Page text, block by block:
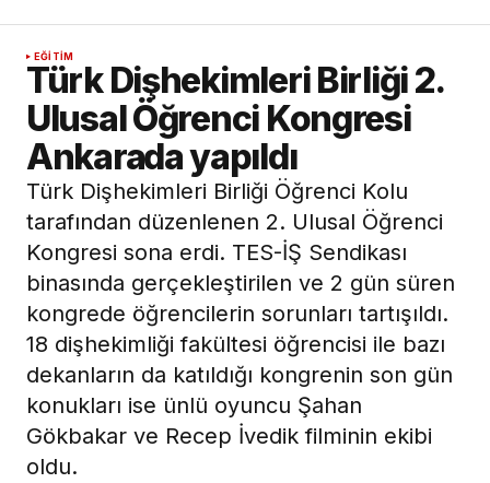
EĞITIM
Türk Dişhekimleri Birliği 2.
Ulusal Öğrenci Kongresi
Ankarada yapıldı
Türk Dişhekimleri Birliği Öğrenci Kolu
tarafından düzenlenen 2. Ulusal Öğrenci
Kongresi sona erdi. TES-İŞ Sendikası
binasında gerçekleştirilen ve 2 gün süren
kongrede öğrencilerin sorunları tartışıldı.
18 dişhekimliği fakültesi öğrencisi ile bazı
dekanların da katıldığı kongrenin son gün
konukları ise ünlü oyuncu Şahan
Gökbakar ve Recep İvedik filminin ekibi
oldu.